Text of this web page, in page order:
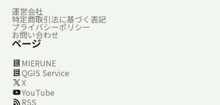
運営会社
特定商取引法に基づく表記
プライバシーポリシー
お問い合わせ
ページ
MIERUNE
QGIS Service
X
YouTube
RSS